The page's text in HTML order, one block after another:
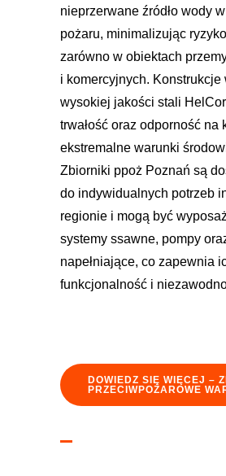
nieprzerwane źródło wody
pożaru, minimalizując
zarówno w obiektach
i komercyjnych. Konstrukcje
wysokiej jakości stali
trwałość oraz odporność na
ekstremalne warunki
Zbiorniki ppoż Poznań są
do indywidualnych potrzeb
regionie i mogą być
systemy ssawne, pompy
napełniające, co zapewnia
funkcjonalność i
DOWIEDZ SIĘ WIĘCEJ –
PRZECIWPOŻAROWE